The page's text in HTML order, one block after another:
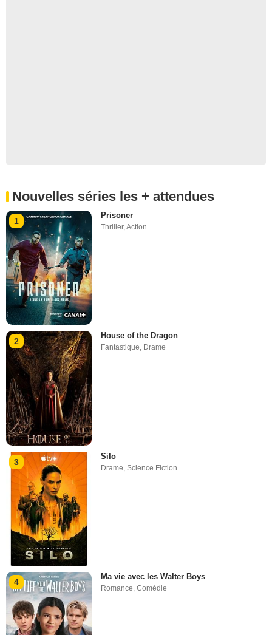
Nouvelles séries les + attendues
1
Prisoner
Thriller,Action
2
House of the Dragon
Fantastique, Drame
3
Silo
Drame ,Science Fiction
4
Ma vie avec les Walter Boys
Romance,Comédie